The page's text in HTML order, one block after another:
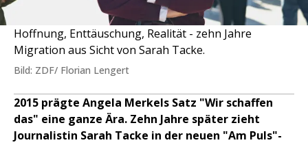
Hoffnung, Enttäuschung, Realität - zehn Jahre
Migration aus Sicht von Sarah Tacke.
Bild: ZDF/ Florian Lengert
2015 prägte Angela Merkels Satz "Wir schaffen
das" eine ganze Ära. Zehn Jahre später zieht
Journalistin Sarah Tacke in der neuen "Am Puls"-